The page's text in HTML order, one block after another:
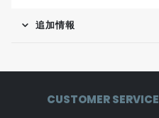
追加情報
CUSTOMER SERVICE